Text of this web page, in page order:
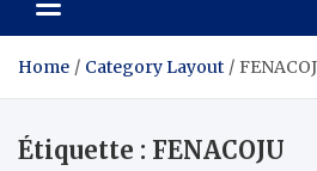
Home Category Layout
Étiquette : FENACOJU